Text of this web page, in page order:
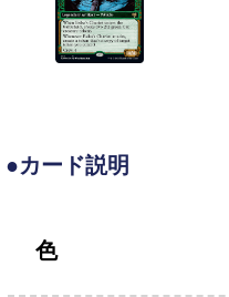
●カード説明
色